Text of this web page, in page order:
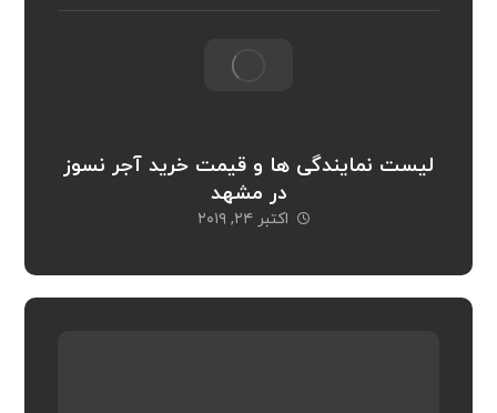
لیست نمایندگی ها و قیمت خرید آجر نسوز
در مشهد
اکتبر ۲۴, ۲۰۱۹